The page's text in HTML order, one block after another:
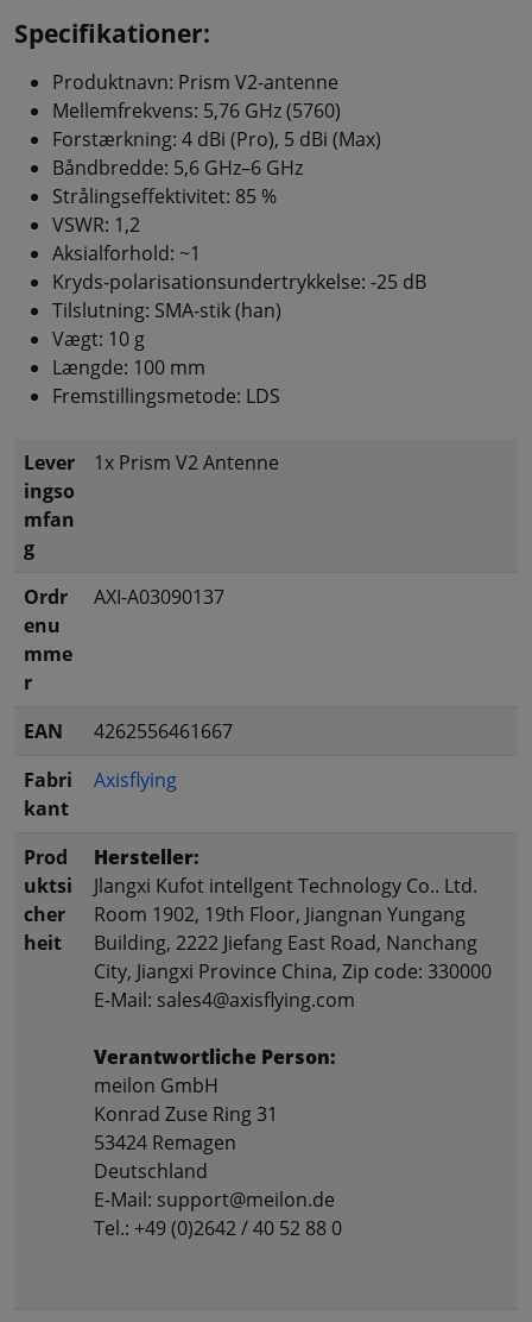
Specifikationer:
Produktnavn: Prism V2-antenne
Mellemfrekvens: 5,76 GHz (5760)
Forstærkning: 4 dBi (Pro), 5 dBi (Max)
Båndbredde: 5,6 GHz–6 GHz
Strålingseffektivitet: 85 %
VSWR: 1,2
Aksialforhold: ~1
Kryds-polarisationsundertrykkelse: -25 dB
Tilslutning: SMA-stik (han)
Vægt: 10 g
Længde: 100 mm
Fremstillingsmetode: LDS
Lever
ingso
mfan
g
1x Prism V2 Antenne
Ordr
enu
mme
r
AXI-A03090137
EAN
4262556461667
Fabri
kant
Axisflying
Prod
uktsi
cher
heit
Hersteller:
Jlangxi Kufot intellgent Technology Co.. Ltd.
Room 1902, 19th Floor, Jiangnan Yungang
Building, 2222 Jiefang East Road, Nanchang
City, Jiangxi Province China, Zip code: 330000
E-Mail: sales4@axisflying.com
Verantwortliche Person:
meilon GmbH
Konrad Zuse Ring 31
53424 Remagen
Deutschland
E-Mail: support@meilon.de
Tel.: +49 (0)2642 / 40 52 88 0